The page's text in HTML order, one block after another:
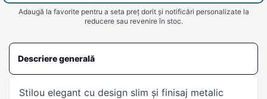
Adaugă la favorite pentru a seta preț dorit și notificări personalizate la
reducere sau revenire în stoc.
Descriere generală
Stilou elegant cu design slim și finisaj metalic